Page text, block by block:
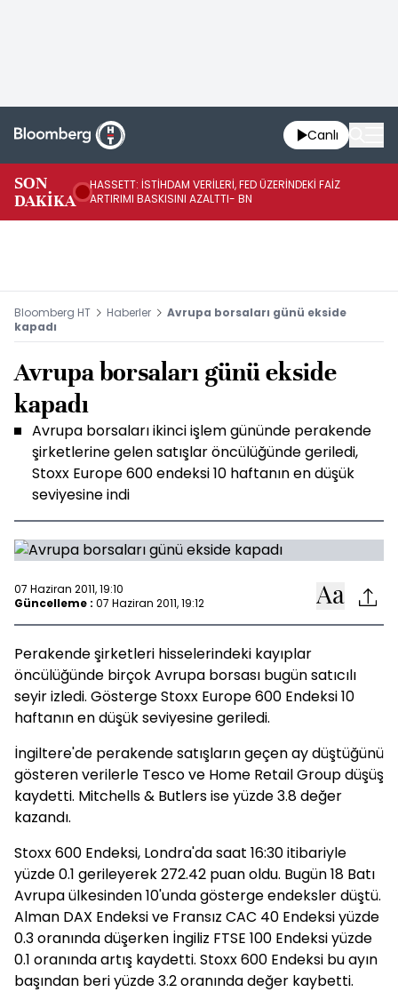
Canlı
SON
DAKİKA
HASSETT: İSTİHDAM VERİLERİ, FED ÜZERİNDEKİ FAİZ
ARTIRIMI BASKISINI AZALTTI- BN
Bloomberg HT Haberler
Avrupa borsaları günü ekside
kapadı
Avrupa borsaları günü ekside
kapadı
Avrupa borsaları ikinci işlem gününde perakende
şirketlerine gelen satışlar öncülüğünde geriledi,
Stoxx Europe 600 endeksi 10 haftanın en düşük
seviyesine indi
07 Haziran 2011, 19:10
Güncelleme : 07 Haziran 2011, 19:12
Perakende şirketleri hisselerindeki kayıplar
öncülüğünde birçok Avrupa borsası bugün satıcılı
seyir izledi. Gösterge Stoxx Europe 600 Endeksi 10
haftanın en düşük seviyesine geriledi.
İngiltere'de perakende satışların geçen ay düştüğünü
gösteren verilerle Tesco ve Home Retail Group düşüş
kaydetti. Mitchells & Butlers ise yüzde 3.8 değer
kazandı.
Stoxx 600 Endeksi, Londra'da saat 16:30 itibariyle
yüzde 0.1 gerileyerek 272.42 puan oldu. Bugün 18 Batı
Avrupa ülkesinden 10'unda gösterge endeksler düştü.
Alman DAX Endeksi ve Fransız CAC 40 Endeksi yüzde
0.3 oranında düşerken İngiliz FTSE 100 Endeksi yüzde
0.1 oranında artış kaydetti. Stoxx 600 Endeksi bu ayın
başından beri yüzde 3.2 oranında değer kaybetti.